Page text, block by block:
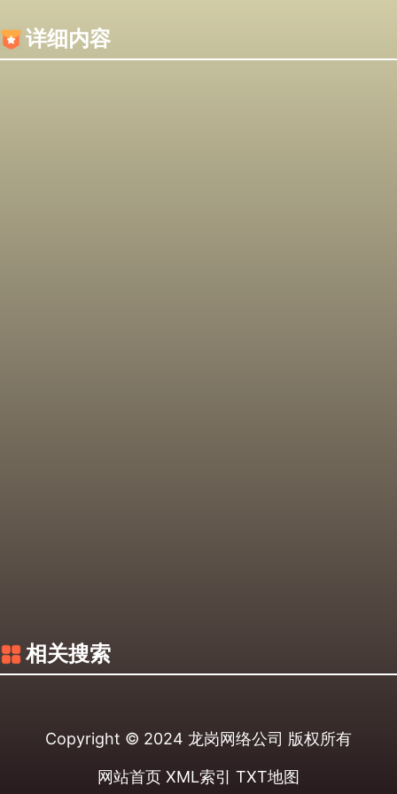
详细内容
相关搜索
Copyright © 2024 龙岗网络公司 版权所有
网站首页 XML索引 TXT地图